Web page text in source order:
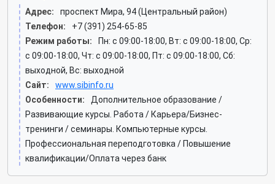
Адрес:
проспект Мира, 94 (Центральный район)
Телефон:
+7 (391) 254-65-85
Режим работы:
Пн: c 09:00-18:00, Вт: c 09:00-18:00, Ср:
c 09:00-18:00, Чт: c 09:00-18:00, Пт: c 09:00-18:00, Сб:
выходной, Вс: выходной
Сайт:
www.sibinfo.ru
Особенности:
Дополнительное образование /
Развивающие курсы. Работа / Карьера/Бизнес-
тренинги / семинары. Компьютерные курсы.
Профессиональная переподготовка / Повышение
квалификации/Оплата через банк